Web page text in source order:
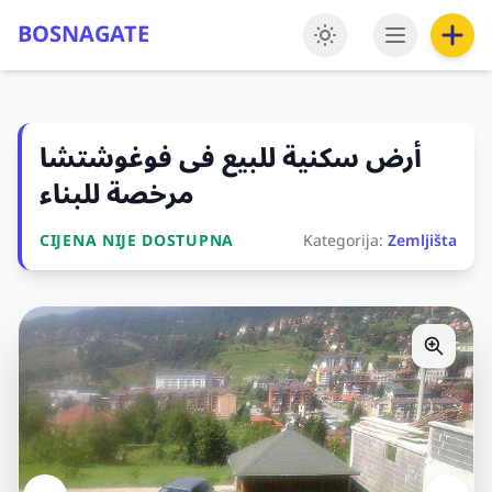
BOSNAGATE
أرض سكنية للبيع فى فوغوشتشا
مرخصة للبناء
CIJENA NIJE DOSTUPNA Kategorija:Zemljišta